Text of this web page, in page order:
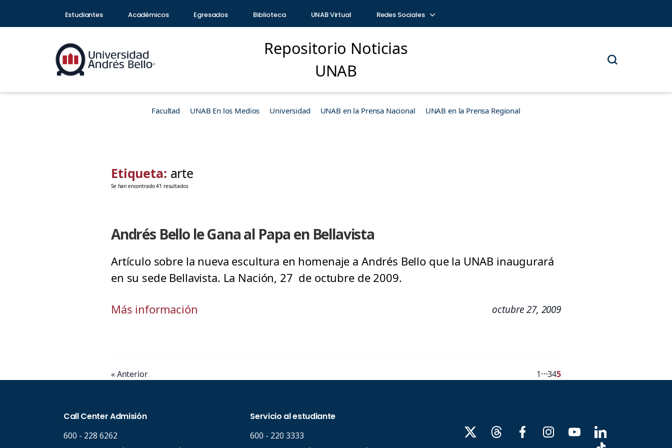
Estudiantes Académicos Egresados Biblioteca UNAB Virtual Redes Sociales
Repositorio Noticias
UNAB
Facultad UNAB En los Medios Universidad UNAB en la Prensa Nacional UNAB en la Prensa Regional
Etiqueta: arte
Se han encontrado 41 resultados
Andrés Bello le Gana al Papa en Bellavista
Artículo sobre la nueva escultura en homenaje a Andrés Bello que la UNAB inaugurará
en su sede Bellavista. La Nación, 27 de octubre de 2009.
Más información octubre 27, 2009
« Anterior 1…345